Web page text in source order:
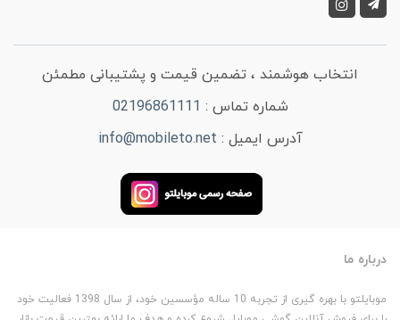
انتخاب هوشمند ، تضمین قیمت و پشتیبانی مطمئن
شماره تماس : 02196861111
آدرس ایمیل : info@mobileto.net
درباره ما
موبایلتو با بهره گیری از تجربه 10 ساله مؤسسین خود، از سال 1398 فعالیت خود